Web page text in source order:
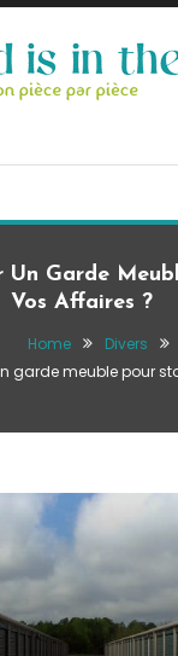
Un Garde
Vos Affaires ?
Home
Divers
garde meuble pour